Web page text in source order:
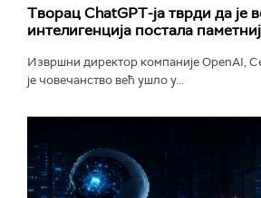
Творац ChatGPT-ја тврди да је
интелигенција постала
Извршни директор компаније OpenAI,
је човечанство већ ушло у...